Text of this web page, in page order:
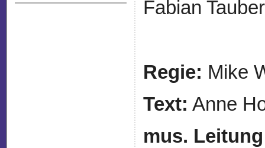
Fabian
Regie: Mike
Text:
mus.